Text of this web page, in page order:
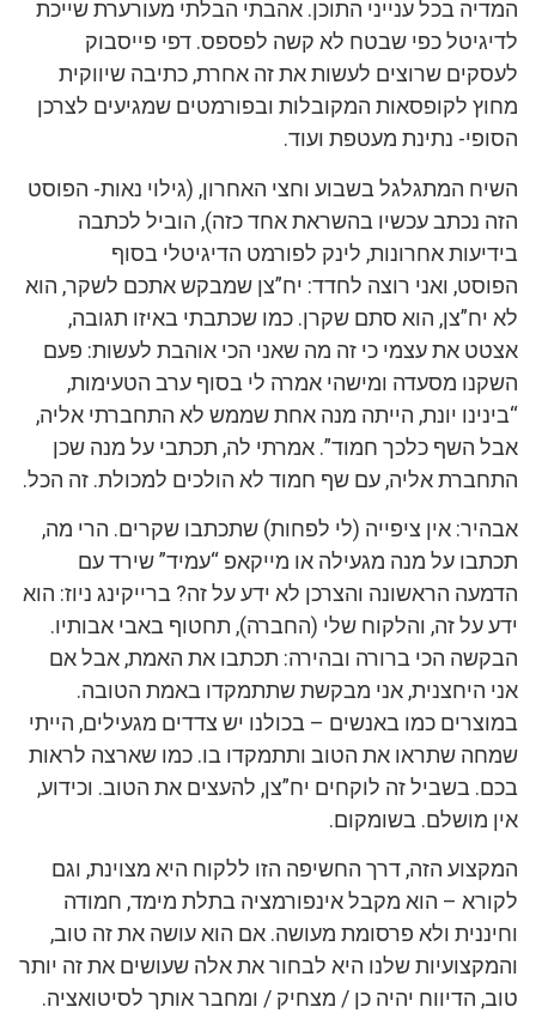
המדיה בכל ענייני התוכן. אהבתי הבלתי מעורערת שייכת
לדיגיטל כפי שבטח לא קשה לפספס. דפי פייסבוק
לעסקים שרוצים לעשות את זה אחרת, כתיבה שיווקית
מחוץ לקופסאות המקובלות ובפורמטים שמגיעים לצרכן
הסופי- נתינת מעטפת ועוד.
השיח המתגלגל בשבוע וחצי האחרון, (גילוי נאות- הפוסט
הזה נכתב עכשיו בהשראת אחד כזה), הוביל לכתבה
בידיעות אחרונות, לינק לפורמט הדיגיטלי בסוף
הפוסט, ואני רוצה לחדד: יח”צן שמבקש אתכם לשקר, הוא
לא יח”צן, הוא סתם שקרן. כמו שכתבתי באיזו תגובה,
אצטט את עצמי כי זה מה שאני הכי אוהבת לעשות: פעם
השקנו מסעדה ומישהי אמרה לי בסוף ערב הטעימות,
“בינינו יונת, הייתה מנה אחת שממש לא התחברתי אליה,
אבל השף כלכך חמוד”. אמרתי לה, תכתבי על מנה שכן
התחברת אליה, עם שף חמוד לא הולכים למכולת. זה הכל.
אבהיר: אין ציפייה (לי לפחות) שתכתבו שקרים. הרי מה,
תכתבו על מנה מגעילה או מייקאפ “עמיד” שירד עם
הדמעה הראשונה והצרכן לא ידע על זה? ברייקינג ניוז: הוא
ידע על זה, והלקוח שלי (החברה), תחטוף באבי אבותיו.
הבקשה הכי ברורה ובהירה: תכתבו את האמת, אבל אם
אני היחצנית, אני מבקשת שתתמקדו באמת הטובה.
במוצרים כמו באנשים – בכולנו יש צדדים מגעילים, הייתי
שמחה שתראו את הטוב ותתמקדו בו. כמו שארצה לראות
בכם. בשביל זה לוקחים יח”צן, להעצים את הטוב. וכידוע,
אין מושלם. בשומקום.
המקצוע הזה, דרך החשיפה הזו ללקוח היא מצוינת, וגם
לקורא – הוא מקבל אינפורמציה בתלת מימד, חמודה
וחיננית ולא פרסומת מעושה. אם הוא עושה את זה טוב,
והמקצועיות שלנו היא לבחור את אלה שעושים את זה יותר
טוב, הדיווח יהיה כן / מצחיק / ומחבר אותך לסיטואציה.